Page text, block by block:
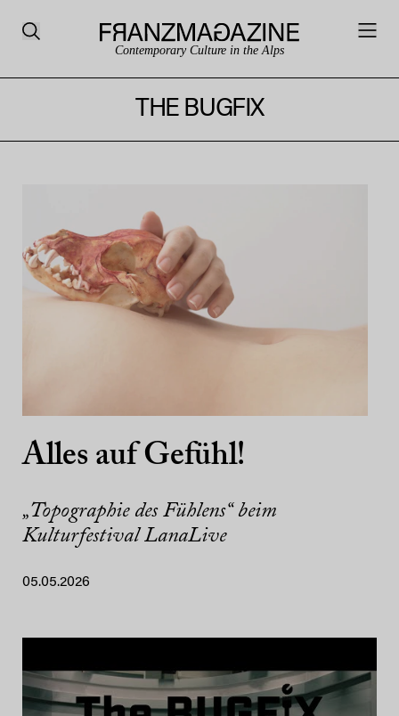
Contemporary Culture in the Alps
THE BUGFIX
Alles auf Gefühl!
„Topographie des Fühlens“ beim
Kulturfestival LanaLive
05.05.2026